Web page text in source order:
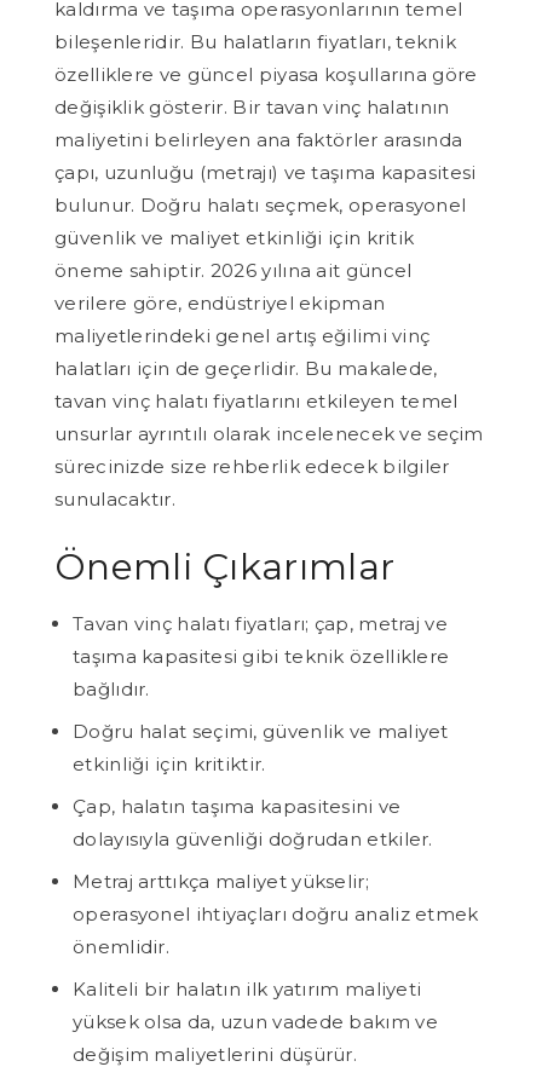
kaldırma ve taşıma operasyonlarının temel
bileşenleridir. Bu halatların fiyatları, teknik
özelliklere ve güncel piyasa koşullarına göre
değişiklik gösterir. Bir tavan vinç halatının
maliyetini belirleyen ana faktörler arasında
çapı, uzunluğu (metrajı) ve taşıma kapasitesi
bulunur. Doğru halatı seçmek, operasyonel
güvenlik ve maliyet etkinliği için kritik
öneme sahiptir. 2026 yılına ait güncel
verilere göre, endüstriyel ekipman
maliyetlerindeki genel artış eğilimi vinç
halatları için de geçerlidir. Bu makalede,
tavan vinç halatı fiyatlarını etkileyen temel
unsurlar ayrıntılı olarak incelenecek ve seçim
sürecinizde size rehberlik edecek bilgiler
sunulacaktır.
Önemli Çıkarımlar
Tavan vinç halatı fiyatları; çap, metraj ve
taşıma kapasitesi gibi teknik özelliklere
bağlıdır.
Doğru halat seçimi, güvenlik ve maliyet
etkinliği için kritiktir.
Çap, halatın taşıma kapasitesini ve
dolayısıyla güvenliği doğrudan etkiler.
Metraj arttıkça maliyet yükselir;
operasyonel ihtiyaçları doğru analiz etmek
önemlidir.
Kaliteli bir halatın ilk yatırım maliyeti
yüksek olsa da, uzun vadede bakım ve
değişim maliyetlerini düşürür.